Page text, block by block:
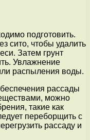
подготовить.
сито, чтобы удалить
Затем грунт
Увлажнение
распыления воды.
рассады
можно
такие как
переборщить с
рассаду и